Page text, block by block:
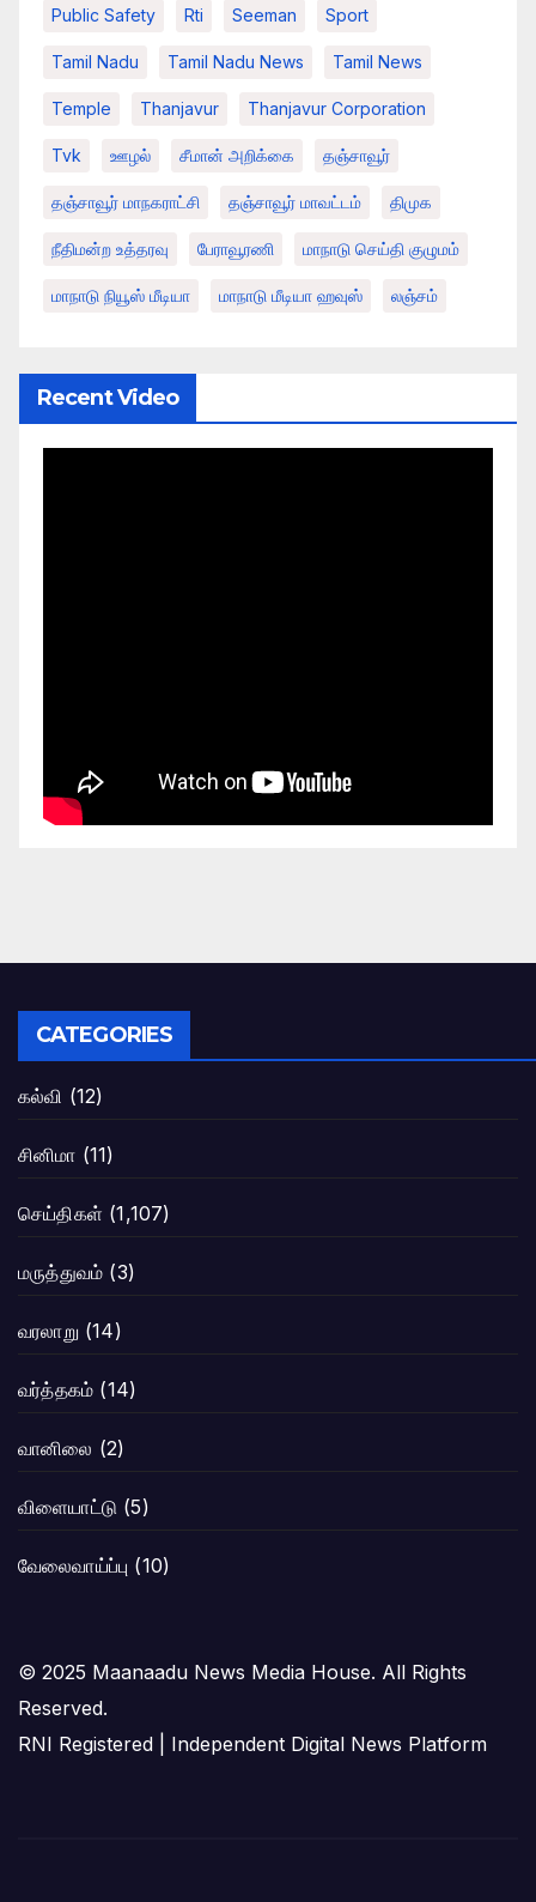
Public Safety Rti Seeman Sport
Tamil Nadu Tamil Nadu News Tamil News
Temple Thanjavur Thanjavur Corporation
Tvk ஊழல் சீமான் அறிக்கை தஞ்சாவூர்
தஞ்சாவூர் மாநகராட்சி தஞ்சாவூர் மாவட்டம் திமுக
நீதிமன்ற உத்தரவு பேராவூரணி மாநாடு செய்தி குழுமம்
மாநாடு நியூஸ் மீடியா மாநாடு மீடியா ஹவுஸ் லஞ்சம்
Recent Video
CATEGORIES
கல்வி (12)
சினிமா (11)
செய்திகள் (1,107)
மருத்துவம் (3)
வரலாறு (14)
வர்த்தகம் (14)
வானிலை (2)
விளையாட்டு (5)
வேலைவாய்ப்பு (10)
© 2025 Maanaadu News Media House. All Rights
Reserved.
RNI Registered | Independent Digital News Platform